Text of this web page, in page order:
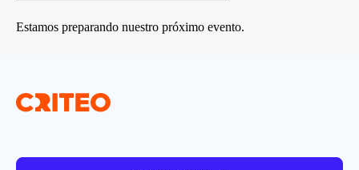
Estamos preparando nuestro próximo evento.